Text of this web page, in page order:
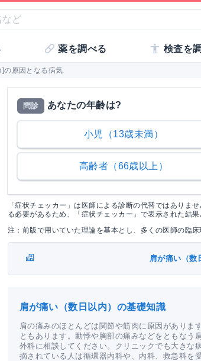
薬を調べる 検査を
の原因となる病気
問診 あなたの年齢は?
小児（13歳未満）
高齢者（66歳以上）
「症状チェッカー」は医師による診断の代替ではありま
る必要があるため、「症状チェッカー」で表示された結
注：前版で用いていた理論を基本とし、多くの医師の臨
肩が痛い（数
肩が痛い（数日以内）の基礎知識
肩の痛みのほとんどは関節や筋肉に原因がありま
ともあります。動悸や胸部の痛みなどをともな
外科に相談してください。クリニックでも大きな
摘されている人は循環器内科や、内科、救急科を